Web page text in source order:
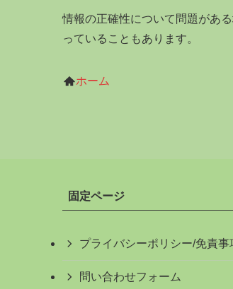
情報の正確性について問題があ
っていることもあります。
ホーム
固定ページ
プライバシーポリシー/免責事
問い合わせフォーム